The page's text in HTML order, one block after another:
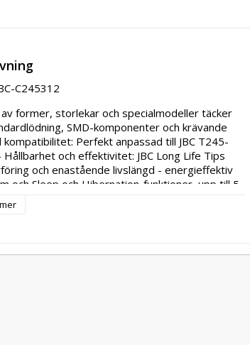
C245312
former, storlekar och specialmodeller täcker
SMD-komponenter och krävande
Perfekt anpassad till JBC T245-
och effektivitet: JBC Long Life Tips
och enastående livslängd - energieffektiv
och Sleep och Hibernation-funktioner, upp till 5
- typ/ mått:C245312/Ø 3.2mm -